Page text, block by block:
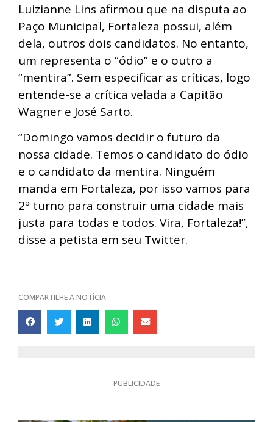
Luizianne Lins afirmou que na disputa ao
Paço Municipal, Fortaleza possui, além
dela, outros dois candidatos. No entanto,
um representa o “ódio” e o outro a
“mentira”. Sem especificar as críticas, logo
entende-se a crítica velada a Capitão
Wagner e José Sarto.
“Domingo vamos decidir o futuro da
nossa cidade. Temos o candidato do ódio
e o candidato da mentira. Ninguém
manda em Fortaleza, por isso vamos para
2º turno para construir uma cidade mais
justa para todas e todos. Vira, Fortaleza!”,
disse a petista em seu Twitter.
COMPARTILHE A NOTÍCIA
PUBLICIDADE